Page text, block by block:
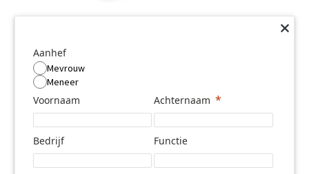
Aanhef
Mevrouw
Meneer
Voornaam Achternaam
Bedrijf Functie